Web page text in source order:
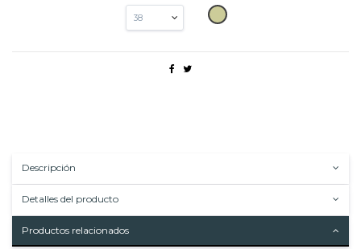
BEIG
Descripción
Detalles del producto
Productos relacionados